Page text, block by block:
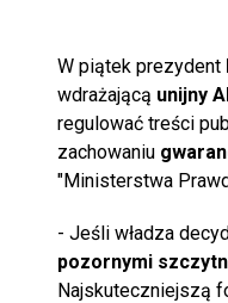
W piątek prezydent
wdrażającą unijny
regulować treści
zachowaniu
"Ministerstwa
- Jeśli władza
pozornymi
Najskuteczniejszą